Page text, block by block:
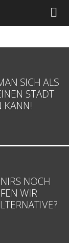
SICH ALS
STADT
KANN!
NOCH
WIR S